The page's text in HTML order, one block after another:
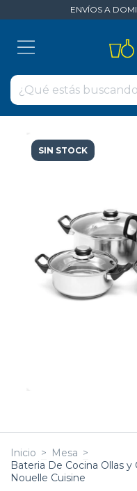
ENVÍOS A
SIN STOCK
Inicio > Mesa >
Bateria De Cocina Ollas
Nouelle Cuisine